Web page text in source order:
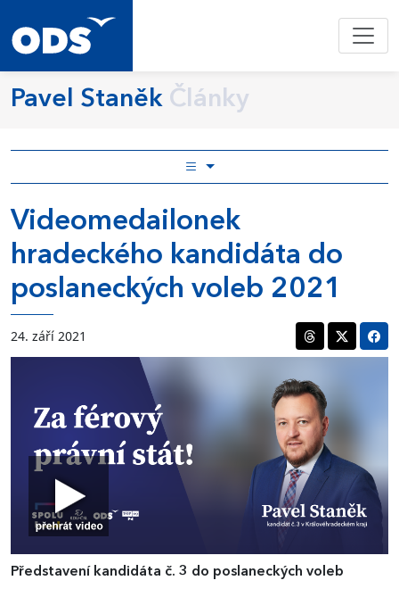
Pavel Staněk Články
Videomedailonek
hradeckého kandidáta do
poslaneckých voleb 2021
24. září 2021
Představení kandidáta č. 3 do poslaneckých voleb